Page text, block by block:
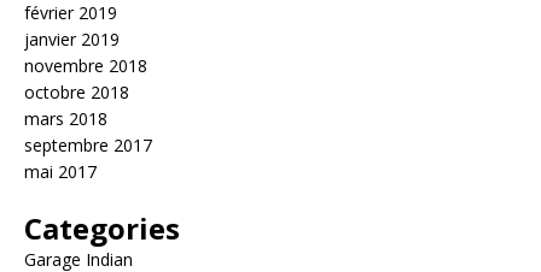
février 2019
janvier 2019
novembre 2018
octobre 2018
mars 2018
septembre 2017
mai 2017
Categories
Garage Indian